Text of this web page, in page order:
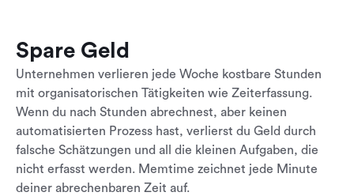
Spare Geld
Unternehmen verlieren jede Woche kostbare Stunden
mit organisatorischen Tätigkeiten wie Zeiterfassung.
Wenn du nach Stunden abrechnest, aber keinen
automatisierten Prozess hast, verlierst du Geld durch
falsche Schätzungen und all die kleinen Aufgaben, die
nicht erfasst werden. Memtime zeichnet jede Minute
deiner abrechenbaren Zeit auf.